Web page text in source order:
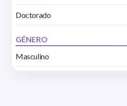
Doctorado
GÉNERO
Masculino